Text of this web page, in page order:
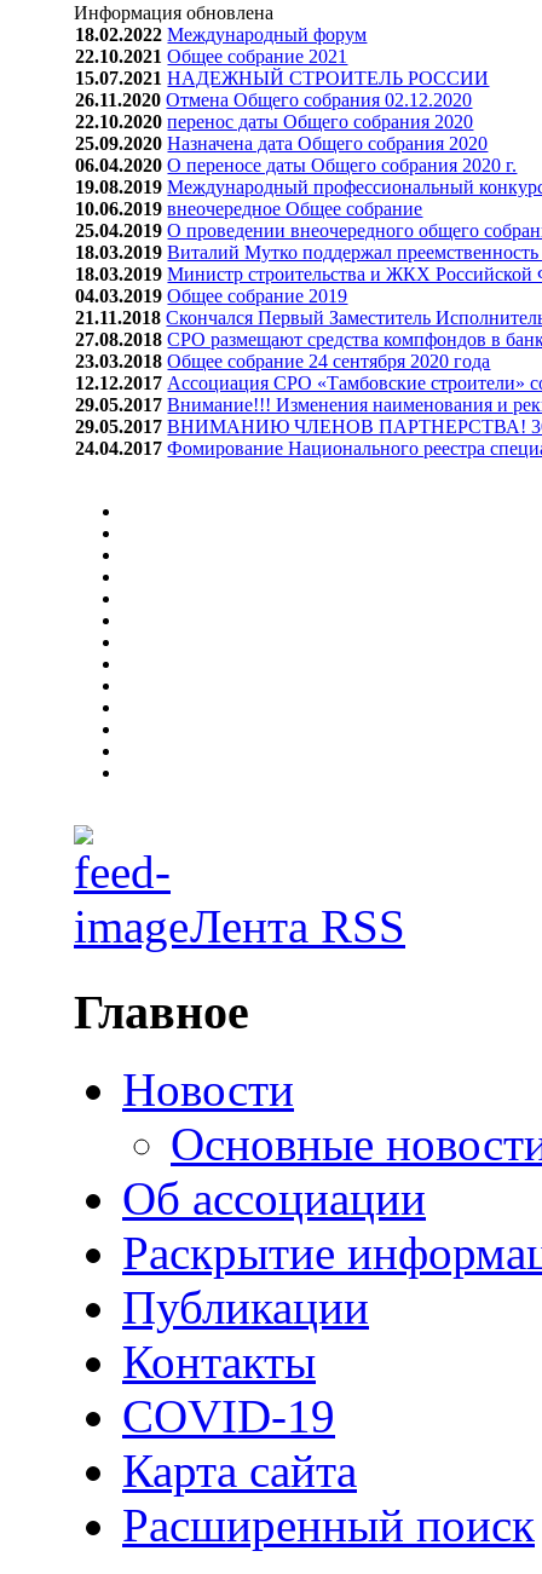
Информация обновлена
18.02.2022Международный форум
22.10.2021Общее собрание 2021
15.07.2021НАДЕЖНЫЙ СТРОИТЕЛЬ РОССИИ
26.11.2020Отмена Общего собрания 02.12.2020
22.10.2020перенос даты Общего собрания 2020
25.09.2020Назначена дата Общего собрания 2020
06.04.2020О переносе даты Общего собрания 2020 г.
19.08.2019Международный профессиональный
10.06.2019внеочередное Общее собрание
25.04.2019О проведении внеочередного общего
18.03.2019Виталий Мутко поддержал
18.03.2019Министр строительства и ЖКХ
04.03.2019Общее собрание 2019
21.11.2018Скончался Первый Заместитель
27.08.2018СРО размещают средства компфондов в
23.03.2018Общее собрание 24 сентября 2020 года
12.12.2017 Ассоциация СРО «Тамбовские строители»
29.05.2017Внимание!!! Изменения наименования и
29.05.2017ВНИМАНИЮ ЧЛЕНОВ ПАРТНЕРСТВА! 30 мая
24.04.2017Фомирование Национального реестра
Лента RSS
Главное
Новости
Основные
Об ассоциации
Раскрытие
Публикации
Контакты
COVID-19
Карта сайта
Расширенный поиск